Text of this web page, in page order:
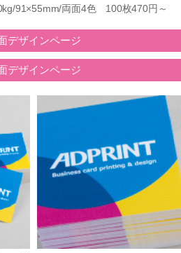
91×55mm/両面4色 100枚470円～
デザインページ
デザインページ